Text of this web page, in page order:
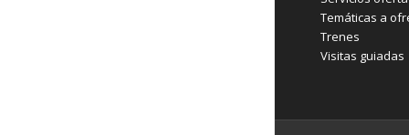
Temáticas a
Trenes
Visitas guiadas